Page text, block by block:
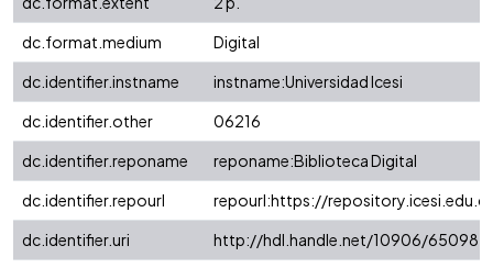
dc.format.medium
Digital
dc.identifier.instname
instname:Universidad Icesi
dc.identifier.other
06216
dc.identifier.reponame
reponame:Biblioteca Digital
dc.identifier.repourl
repourl:https://
dc.identifier.uri
http://hdl.handle.net/10906/65098